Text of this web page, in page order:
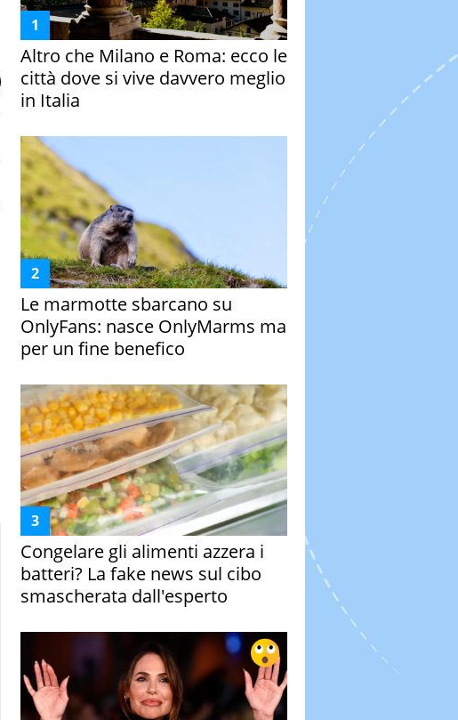
Altro che Milano e Roma: ecco le
città dove si vive davvero meglio
in Italia
Le marmotte sbarcano su
OnlyFans: nasce OnlyMarms ma
per un fine benefico
Congelare gli alimenti azzera i
batteri? La fake news sul cibo
smascherata dall'esperto